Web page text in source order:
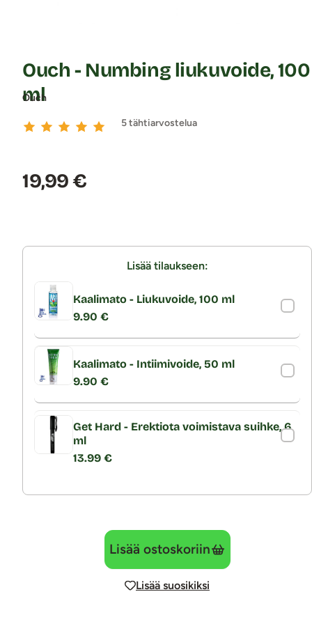
Ouch
Ouch - Numbing liukuvoide, 100
ml
5 tähtiarvostelua
Hinta:
19,99 €
Lisää tilaukseen:
Kaalimato - Liukuvoide, 100 ml
9.90 €
Kaalimato - Intiimivoide, 50 ml
9.90 €
Get Hard - Erektiota voimistava suihke, 6
ml
13.99 €
Lisää ostoskoriin
Lisää suosikiksi